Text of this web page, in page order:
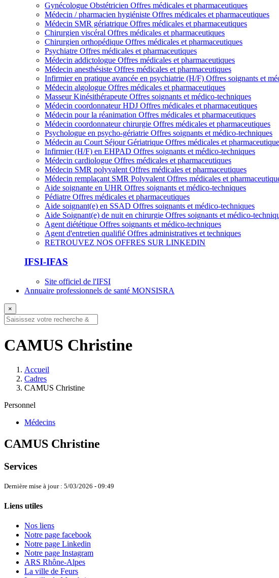
Gynécologue Obstétricien Offres médicales et pharmaceutiques
Médecin / pharmacien hygiéniste Offres médicales et pharmaceutiques
Médecin SMR gériatrique Offres médicales et pharmaceutiques
Chirurgien viscéral Offres médicales et pharmaceutiques
Chirurgien orthopédique Offres médicales et pharmaceutiques
Psychiatre Offres médicales et pharmaceutiques
Médecin addictologue Offres médicales et pharmaceutiques
Médecin anesthésiste Offres médicales et pharmaceutiques
Infirmier en pratique avancée en psychiatrie (H/F) Offres soignants et
Médecin algologue Offres médicales et pharmaceutiques
Masseur Kinésithérapeute Offres soignants et médico-techniques
Médecin coordonnateur HDJ Offres médicales et pharmaceutiques
Médecin pour la réanimation Offres médicales et pharmaceutiques
Médecin coordonnateur chirurgie Offres médicales et pharmaceutiques
Psychologue en psycho-gériatrie Offres soignants et médico-techniques
Médecin au Court Séjour Gériatrique Offres médicales et
Infirmier (H/F) en EHPAD Offres soignants et médico-techniques
Médecin cardiologue Offres médicales et pharmaceutiques
Médecin SMR polyvalent Offres médicales et pharmaceutiques
Médecin remplaçant SMR Polyvalent Offres médicales et
Aide soignante en UHR Offres soignants et médico-techniques
Pédiatre Offres médicales et pharmaceutiques
Aide soignant(e) en SSAD Offres soignants et médico-techniques
Aide Soignant(e) de nuit en chirurgie Offres soignants et médico-
Agent diététique Offres soignants et médico-techniques
Agent d'entretien qualifié Offres administratives et techniques
RETROUVEZ NOS OFFRES SUR LINKEDIN
IFSI-IFAS
Site officiel de l'IFSI
Annuaire professionnels de santé MONSISRA
×
CAMUS Christine
Accueil
Cadres
CAMUS Christine
Personnel
Médecins
CAMUS Christine
Services
Dernière mise à jour : 5/03/2026 - 09:49
Liens utiles
Nos liens
Notre page facebook
Notre page Linkedin
Notre page Instagram
ARS Rhône-Alpes
La ville de Feurs